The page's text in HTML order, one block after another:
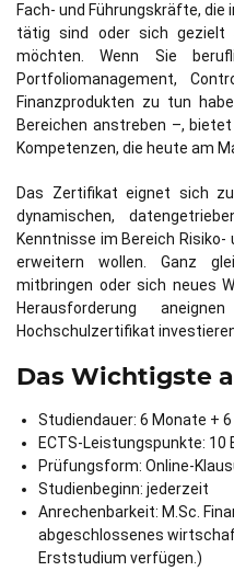
Fach- und Führungskräfte,
tätig sind oder sich gezielt
möchten. Wenn Sie
Portfoliomanagement,
Finanzprodukten zu tun
Bereichen anstreben –,
Kompetenzen, die heute am
Das Zertifikat eignet sich
dynamischen,
Kenntnisse im Bereich
erweitern wollen. Ganz
mitbringen oder sich neues
Herausforderung
Hochschulzertifikat
Das Wichtigste
Studiendauer: 6 Monate +
ECTS-Leistungspunkte: 10
Prüfungsform: Online-
Studienbeginn: jederzeit
Anrechenbarkeit: M.Sc.
abgeschlossenes
Erststudium verfügen.)